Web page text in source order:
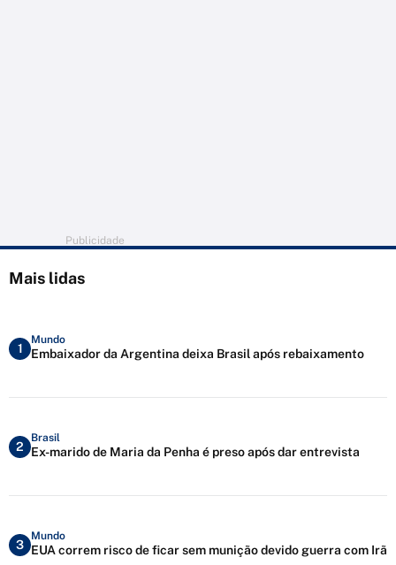
Publicidade
Mais lidas
1
Mundo
Embaixador da Argentina deixa Brasil após rebaixamento
2
Brasil
Ex-marido de Maria da Penha é preso após dar entrevista
3
Mundo
EUA correm risco de ficar sem munição devido guerra com Irã